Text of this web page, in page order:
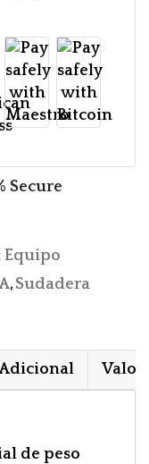
Secure
Equipo
,Sudadera
de peso